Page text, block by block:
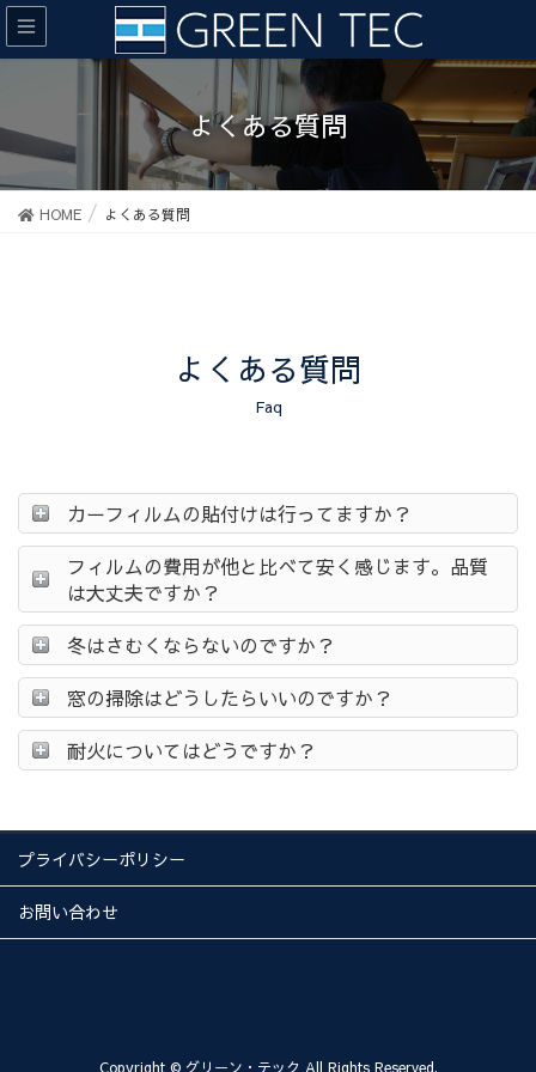
よくある質問
HOME よくある質問
よくある質問
Faq
カーフィルムの貼付けは行ってますか？
フィルムの費用が他と比べて安く感じます。品質
は大丈夫ですか？
冬はさむくならないのですか？
窓の掃除はどうしたらいいのですか？
耐火についてはどうですか？
プライバシーポリシー
お問い合わせ
Copyright © グリーン・テック All Rights Reserved.